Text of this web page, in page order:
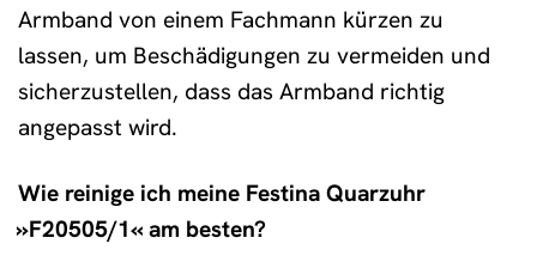
Armband von einem Fachmann kürzen zu
lassen, um Beschädigungen zu vermeiden und
sicherzustellen, dass das Armband richtig
angepasst wird.
Wie reinige ich meine Festina Quarzuhr
»F20505/1« am besten?